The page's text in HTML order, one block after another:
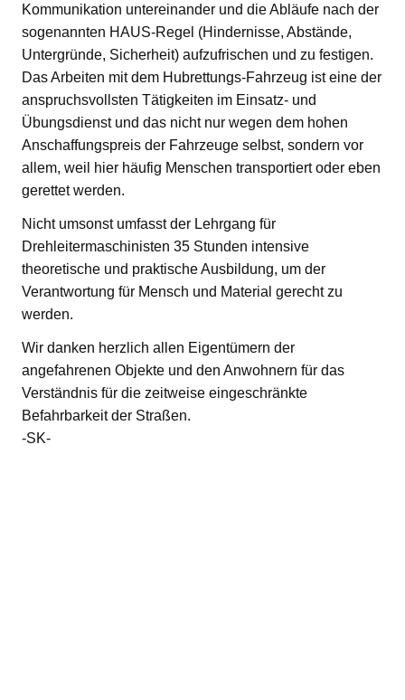
Kommunikation untereinander und die Abläufe nach der
sogenannten HAUS-Regel (Hindernisse, Abstände,
Untergründe, Sicherheit) aufzufrischen und zu festigen.
Das Arbeiten mit dem Hubrettungs-Fahrzeug ist eine der
anspruchsvollsten Tätigkeiten im Einsatz- und
Übungsdienst und das nicht nur wegen dem hohen
Anschaffungspreis der Fahrzeuge selbst, sondern vor
allem, weil hier häufig Menschen transportiert oder eben
gerettet werden.
Nicht umsonst umfasst der Lehrgang für
Drehleitermaschinisten 35 Stunden intensive
theoretische und praktische Ausbildung, um der
Verantwortung für Mensch und Material gerecht zu
werden.
Wir danken herzlich allen Eigentümern der
angefahrenen Objekte und den Anwohnern für das
Verständnis für die zeitweise eingeschränkte
Befahrbarkeit der Straßen.
-SK-